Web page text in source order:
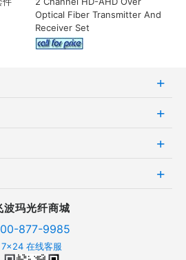
Optical Fiber Transmitter And
Receiver Set
波玛光纤商城
877-9985
7x24 在线客服